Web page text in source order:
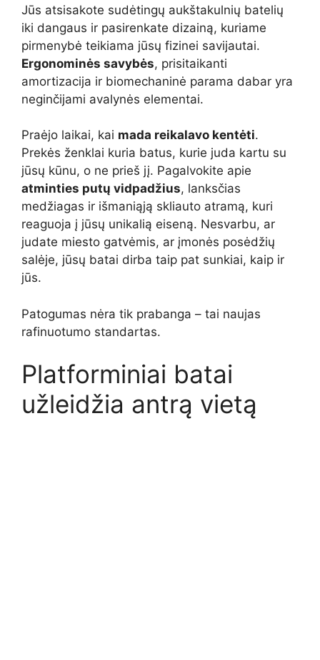
Jūs atsisakote sudėtingų aukštakulnių batelių
iki dangaus ir pasirenkate dizainą, kuriame
pirmenybė teikiama jūsų fizinei savijautai.
Ergonominės savybės, prisitaikanti
amortizacija ir biomechaninė parama dabar yra
neginčijami avalynės elementai.
Praėjo laikai, kai mada reikalavo kentėti.
Prekės ženklai kuria batus, kurie juda kartu su
jūsų kūnu, o ne prieš jį. Pagalvokite apie
atminties putų vidpadžius, lanksčias
medžiagas ir išmaniąją skliauto atramą, kuri
reaguoja į jūsų unikalią eiseną. Nesvarbu, ar
judate miesto gatvėmis, ar įmonės posėdžių
salėje, jūsų batai dirba taip pat sunkiai, kaip ir
jūs.
Patogumas nėra tik prabanga – tai naujas
rafinuotumo standartas.
Platforminiai batai
užleidžia antrą vietą